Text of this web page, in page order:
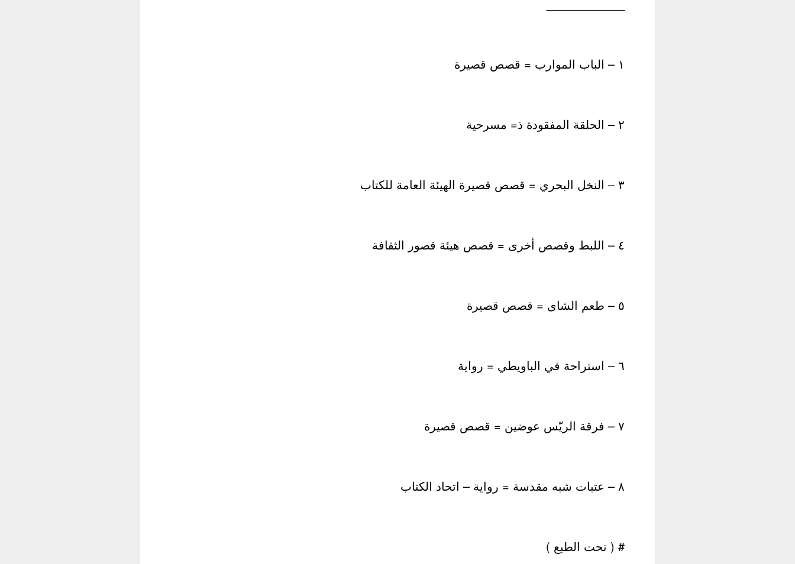
١ – الباب الموارب = قصص قصيرة
٢ – الحلقة المفقودة ذ= مسرحية
٣ – النخل البحري = قصص قصيرة الهيئة العامة للكتاب
٤ – اللبط وقصص أخرى = قصص هيئة قصور الثقافة
٥ – طعم الشاى = قصص قصيرة
٦ – استراحة في الباويطي = رواية
٧ – فرقة الريّس عوضين = قصص قصيرة
٨ – عتبات شبه مقدسة = رواية – اتحاد الكتاب
# ( تحت الطبع )